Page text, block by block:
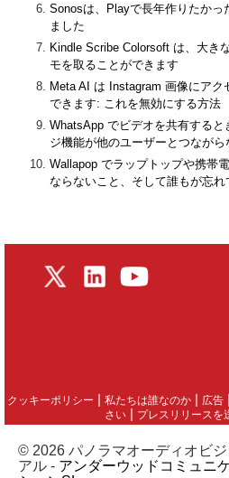
Sonosは、Playで長年作りたかっ
ました
Kindle Scribe Colorsoft は、大き
モを取ることができます
Meta AI は Instagram 画像にア
できます: これを無効にする方法
WhatsApp でビデオを共有する
ジ機能が他のユーザーとつなが
Wallapop でラップトップや携帯
ならないこと、そして誰もが忘れ
クッキーポリシー | 私たちは誰なのか | 広告 |
さい | プレスリリースを
© 2026 パノラマオーディオビジ
アル - アンダーウッドコミュニ